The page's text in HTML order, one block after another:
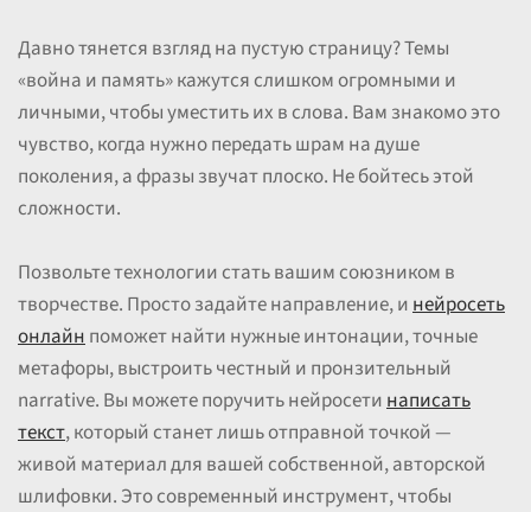
Давно тянется взгляд на пустую страницу? Темы
«война и память» кажутся слишком огромными и
личными, чтобы уместить их в слова. Вам знакомо это
чувство, когда нужно передать шрам на душе
поколения, а фразы звучат плоско. Не бойтесь этой
сложности.
Позвольте технологии стать вашим союзником в
творчестве. Просто задайте направление, инейросеть
онлайнпоможет найти нужные интонации, точные
метафоры, выстроить честный и пронзительный
narrative. Вы можете поручить нейросетинаписать
текст, который станет лишь отправной точкой —
живой материал для вашей собственной, авторской
шлифовки. Это современный инструмент, чтобы